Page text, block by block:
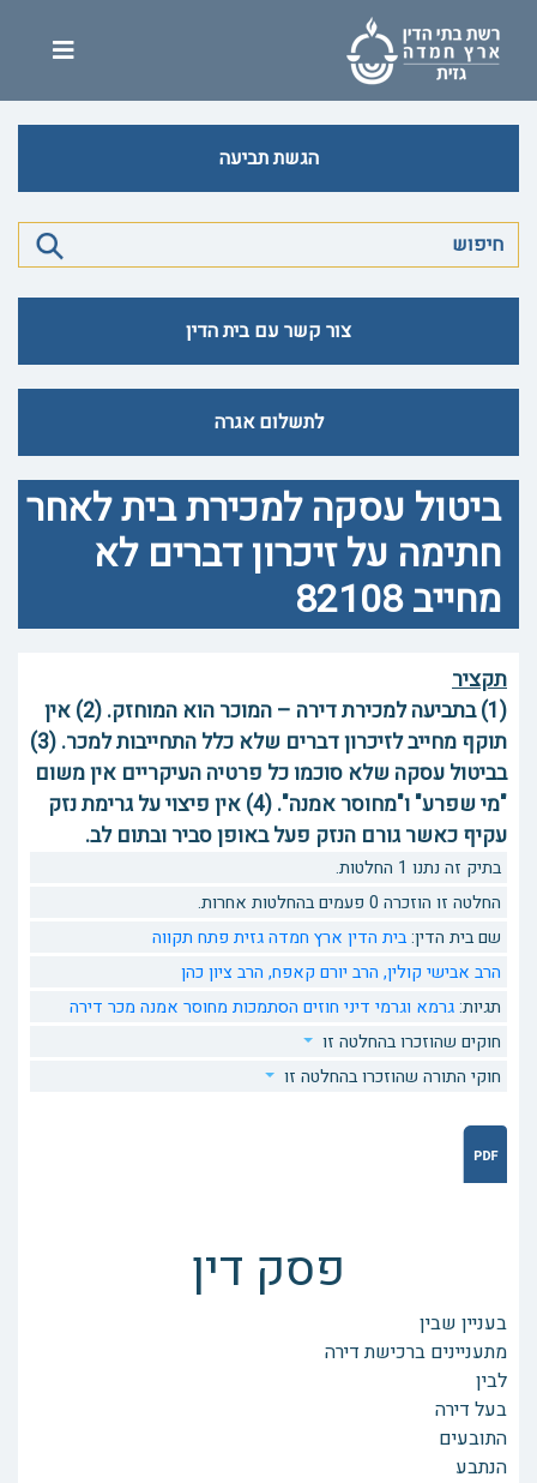
הגשת תביעה
צור קשר עם בית הדין
לתשלום אגרה
ביטול עסקה למכירת בית לאחר
חתימה על זיכרון דברים לא
מחייב 82108
תקציר
(1) בתביעה למכירת דירה – המוכר הוא המוחזק. (2) אין
תוקף מחייב לזיכרון דברים שלא כלל התחייבות למכר. (3)
בביטול עסקה שלא סוכמו כל פרטיה העיקריים אין משום
"מי שפרע" ו"מחוסר אמנה". (4) אין פיצוי על גרימת נזק
עקיף כאשר גורם הנזק פעל באופן סביר ובתום לב.
בתיק זה נתנו 1 החלטות.
החלטה זו הוזכרה 0 פעמים בהחלטות אחרות.
שם בית הדין:בית הדין ארץ חמדה גזית פתח תקווה
הרב אבישי קולין, הרב יורם קאפח, הרב ציון כהן
תגיות:גרמא וגרמי דיני חוזים הסתמכות מחוסר אמנה מכר דירה
חוקים שהוזכרו בהחלטה זו
חוקי התורה שהוזכרו בהחלטה זו
פסק דין
בעניין שבין
מתעניינים ברכישת דירה
לבין
בעל דירה
התובעים
הנתבע